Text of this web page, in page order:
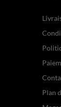
Plan